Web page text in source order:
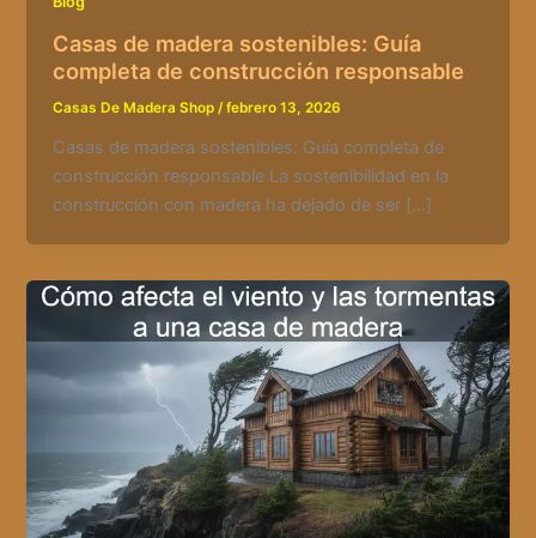
Casas de madera sostenibles: Guía
completa de construcción responsable
Casas De Madera Shop /febrero 13, 2026
Casas de madera sostenibles: Guía completa de
construcción responsable La sostenibilidad en la
construcción con madera ha dejado de ser […]